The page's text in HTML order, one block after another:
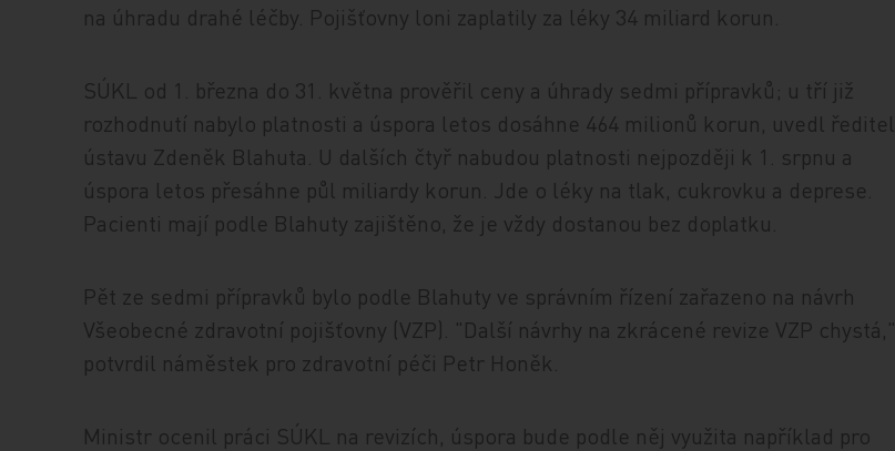
na úhradu drahé léčby. Pojišťovny loni zaplatily za léky 34 miliard korun.
SÚKL od 1. března do 31. května prověřil ceny a úhrady sedmi přípravků; u tří již
rozhodnutí nabylo platnosti a úspora letos dosáhne 464 milionů korun, uvedl ředitel
ústavu Zdeněk Blahuta. U dalších čtyř nabudou platnosti nejpozději k 1. srpnu a
úspora letos přesáhne půl miliardy korun. Jde o léky na tlak, cukrovku a deprese.
Pacienti mají podle Blahuty zajištěno, že je vždy dostanou bez doplatku.
Pět ze sedmi přípravků bylo podle Blahuty ve správním řízení zařazeno na návrh
Všeobecné zdravotní pojišťovny (VZP). "Další návrhy na zkrácené revize VZP chystá,"
potvrdil náměstek pro zdravotní péči Petr Honěk.
Ministr ocenil práci SÚKL na revizích, úspora bude podle něj využita například pro